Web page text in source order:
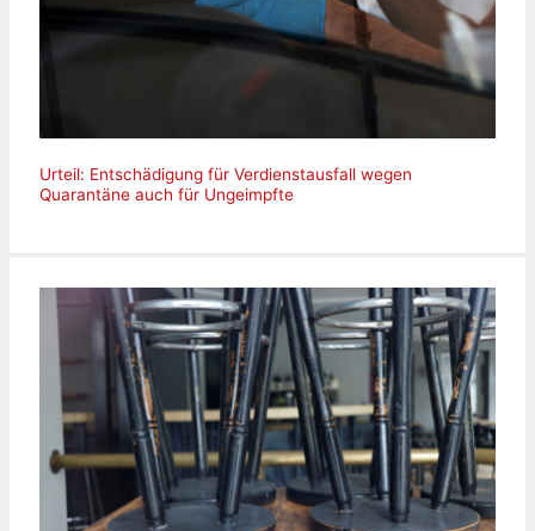
Urteil: Entschädigung für Verdienstausfall wegen
Quarantäne auch für Ungeimpfte